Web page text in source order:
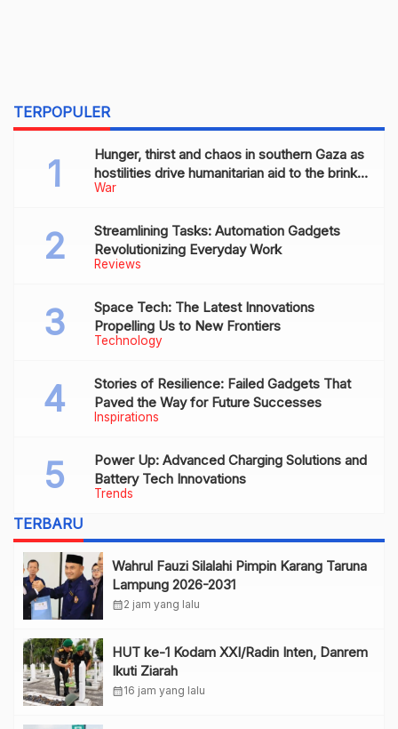
TERPOPULER
War
Hunger, thirst and chaos in southern Gaza as
hostilities drive humanitarian aid to the brink
of collapse
Reviews
Streamlining Tasks: Automation Gadgets
Revolutionizing Everyday Work
Technology
Space Tech: The Latest Innovations
Propelling Us to New Frontiers
Inspirations
Stories of Resilience: Failed Gadgets That
Paved the Way for Future Successes
Trends
Power Up: Advanced Charging Solutions and
Battery Tech Innovations
TERBARU
Wahrul Fauzi Silalahi Pimpin Karang Taruna
Lampung 2026-2031
calendar_month2 jam yang lalu
HUT ke-1 Kodam XXI/Radin Inten, Danrem
Ikuti Ziarah
calendar_month16 jam yang lalu